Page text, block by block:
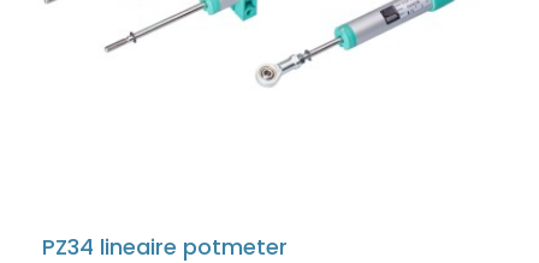
PZ34 lineaire potmeter